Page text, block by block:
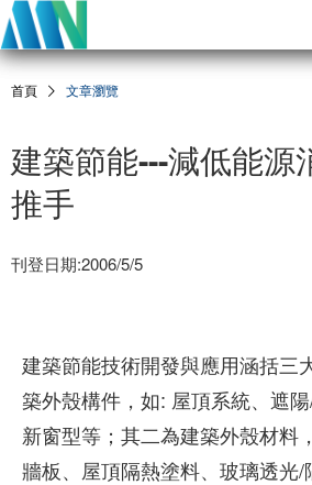
首頁 文章瀏覽
建築節能---減低能源
推手
刊登日期:2006/5/5
建築節能技術開發與應用涵括三
築外殼構件，如: 屋頂系統、遮
新窗型等；其二為建築外殼材料
牆板、屋頂隔熱塗料、玻璃透光